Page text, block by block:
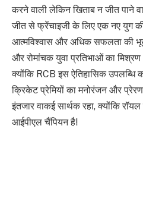
करने वाली लेकिन खिताब न जीत पाने
जीत से फ्रेंचाइजी के लिए एक नए युग
आत्मविश्वास और अधिक सफलता की
और रोमांचक युवा प्रतिभाओं का
क्योंकि RCB इस ऐतिहासिक उपलब्धि
क्रिकेट प्रेमियों का मनोरंजन और
इंतजार वाकई सार्थक रहा, क्योंकि
आईपीएल चैंपियन है!